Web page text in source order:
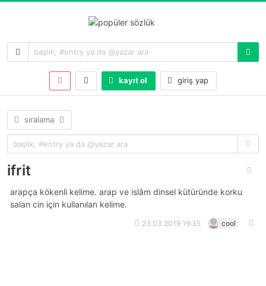
kayıt ol giriş yap
sıralama
ifrit
arapça kökenli kelime. arap ve islâm dinsel kütüründe korku
salan cin için kullanılan kelime.
23.03.2019 19:35 cool